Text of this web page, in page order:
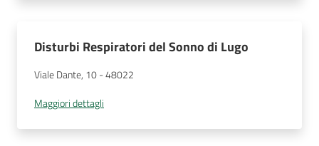
Disturbi Respiratori del Sonno di Lugo
Viale Dante, 10 - 48022
Maggiori dettagli